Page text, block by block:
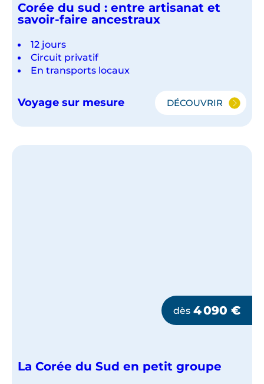
Corée du sud : entre artisanat et
savoir-faire ancestraux
12 jours
Circuit privatif
En transports locaux
Voyage sur mesure DÉCOUVRIR
CORÉE
:
dès 4 090 €
La Corée du Sud en petit groupe